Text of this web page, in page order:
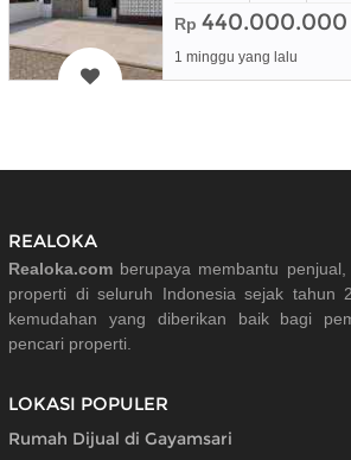
Rp 440.000.000
1 minggu yang lalu
REALOKA
Realoka.com berupaya membantu
properti di seluruh Indonesia sejak tahun
kemudahan yang diberikan baik bagi
pencari properti.
LOKASI POPULER
Rumah Dijual di Gayamsari